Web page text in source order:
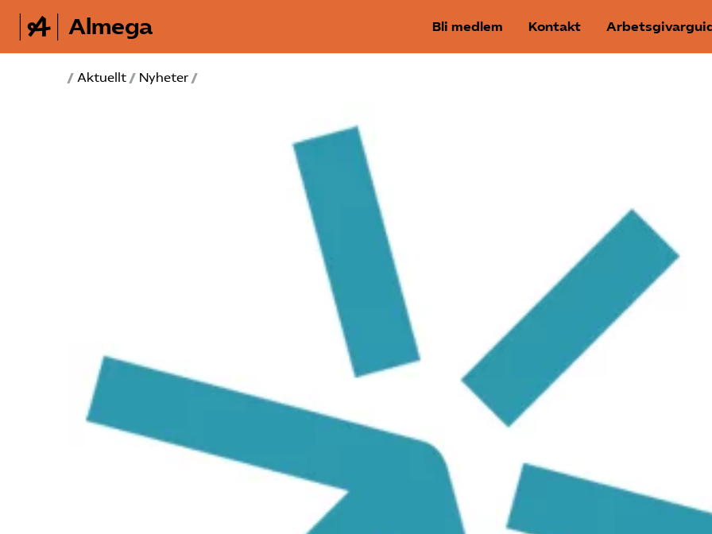
Almega Bli medlem Kontakt
/ Aktuellt / Nyheter /